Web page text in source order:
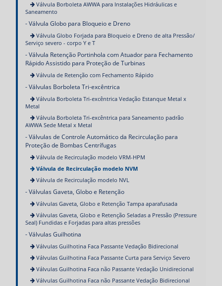
Válvula Borboleta AWWA para Instalações Hidráulicas e
Saneamento
Válvula Globo para Bloqueio e Dreno
Válvula Globo Forjada para Bloqueio e Dreno de alta Pressão/
Serviço severo - corpo Y e T
Válvula Retenção Portinhola com Atuador para Fechamento
Rápido Assistido para Proteção de Turbinas
Válvula de Retenção com Fechamento Rápido
Válvulas Borboleta Tri-excêntrica
Válvula Borboleta Tri-excêntrica Vedação Estanque Metal x
Metal
Válvula Borboleta Tri-excêntrica para Saneamento padrão
AWWA Sede Metal x Metal
Válvulas de Controle Automático da Recirculação para
Proteção de Bombas Centrífugas
Válvula de Recirculação modelo VRM-HPM
Válvula de Recirculação modelo NVM
Válvula de Recirculação modelo NVL
Válvulas Gaveta, Globo e Retenção
Válvulas Gaveta, Globo e Retenção Tampa aparafusada
Válvulas Gaveta, Globo e Retenção Seladas a Pressão (Pressure
Seal) Fundidas e Forjadas para altas pressões
Válvulas Guilhotina
Válvulas Guilhotina Faca Passante Vedação Bidirecional
Válvulas Guilhotina Faca Passante Curta para Serviço Severo
Válvulas Guilhotina Faca não Passante Vedação Unidirecional
Válvulas Guilhotina Faca não Passante Vedação Bidirecional